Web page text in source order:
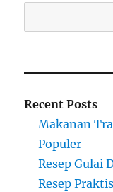
Recent Posts
Makanan
Populer
Resep Gulai
Resep